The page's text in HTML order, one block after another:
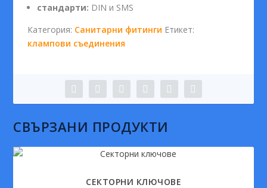
стандарти: DIN и SMS
Категория: Санитарни фитинги Етикет:
клампови съединения
СВЪРЗАНИ ПРОДУКТИ
СЕКТОРНИ КЛЮЧОВЕ